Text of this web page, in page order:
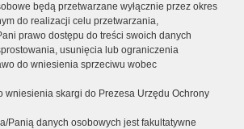
będą przetwarzane wyłącznie przez okres
do realizacji celu przetwarzania,
prawo dostępu do treści swoich danych
usunięcia lub ograniczenia
do wniesienia sprzeciwu wobec
wniesienia skargi do Prezesa Urzędu Ochrony
Panią danych osobowych jest fakultatywne